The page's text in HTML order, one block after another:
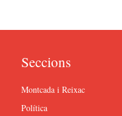
Seccions
Montcada i Reixac
Política